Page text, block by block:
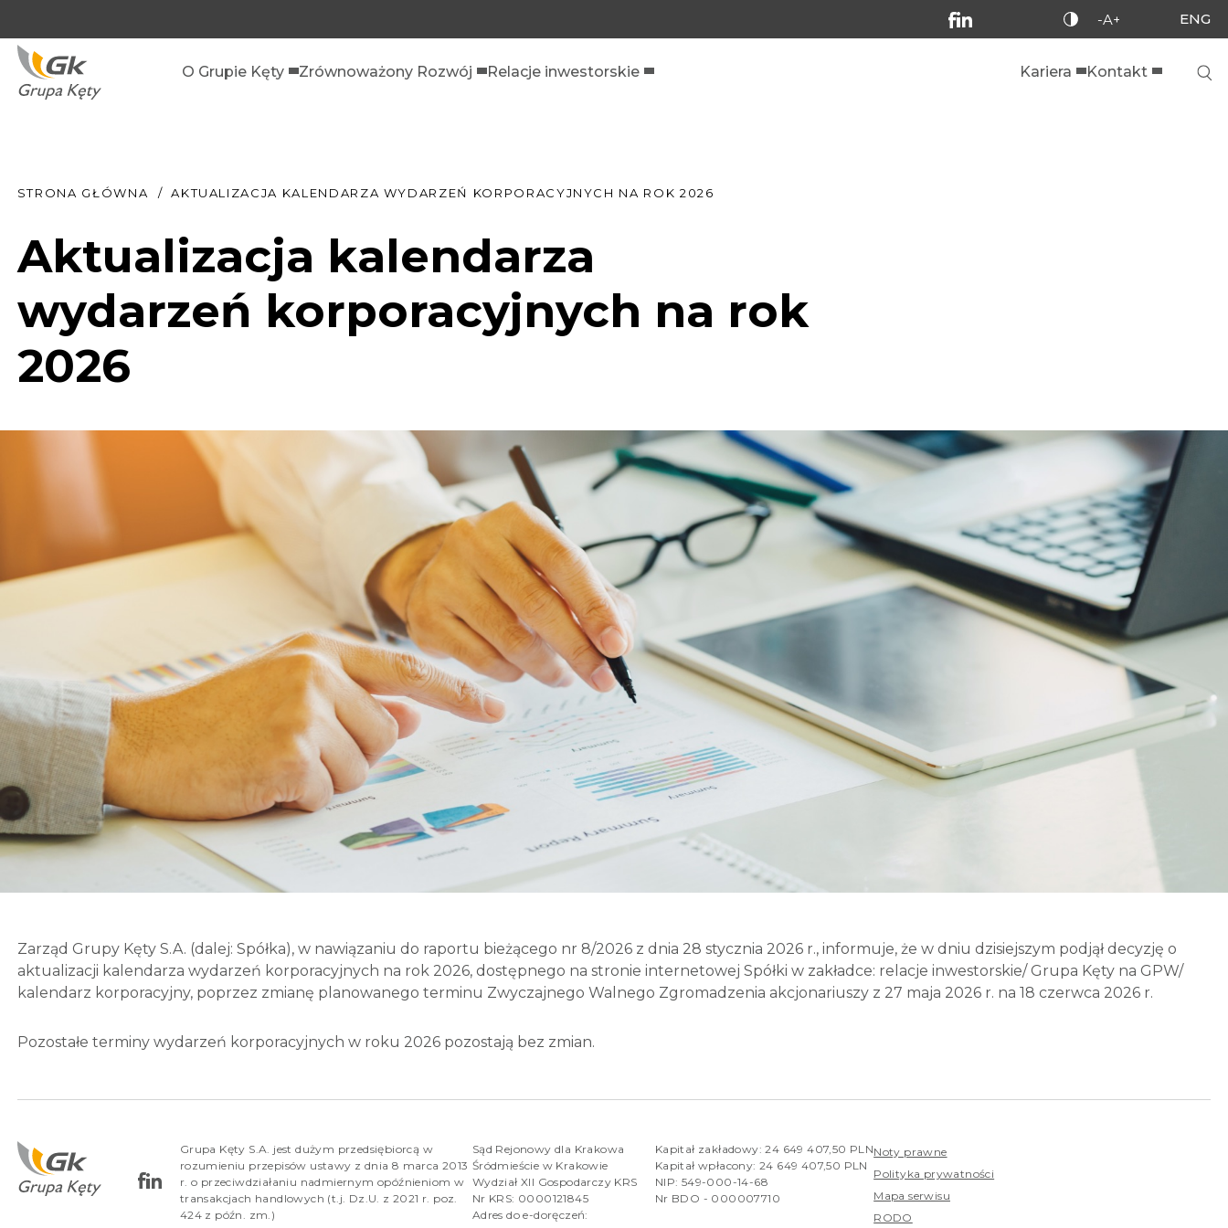
-A+ ENG
O Grupie Kęty Zrównoważony Rozwój Relacje inwestorskie Kariera Kontakt
STRONA GŁÓWNA AKTUALIZACJA KALENDARZA WYDARZEŃ KORPORACYJNYCH NA ROK 2026
Aktualizacja kalendarza
wydarzeń korporacyjnych na rok
2026
Zarząd Grupy Kęty S.A. (dalej: Spółka), w nawiązaniu do raportu bieżącego nr 8/2026 z dnia 28 stycznia 2026 r., informuje, że w dniu dzisiejszym podjął decyzję o
aktualizacji kalendarza wydarzeń korporacyjnych na rok 2026, dostępnego na stronie internetowej Spółki w zakładce: relacje inwestorskie/ Grupa Kęty na GPW/
kalendarz korporacyjny, poprzez zmianę planowanego terminu Zwyczajnego Walnego Zgromadzenia akcjonariuszy z 27 maja 2026 r. na 18 czerwca 2026 r.
Pozostałe terminy wydarzeń korporacyjnych w roku 2026 pozostają bez zmian.
Grupa Kęty S.A. jest dużym przedsiębiorcą w
rozumieniu przepisów ustawy z dnia 8 marca 2013
r. o przeciwdziałaniu nadmiernym opóźnieniom w
transakcjach handlowych (t.j. Dz.U. z 2021 r. poz.
424 z późn. zm.)
Sąd Rejonowy dla Krakowa
Śródmieście w Krakowie
Wydział XII Gospodarczy KRS
Nr KRS: 0000121845
Adres do e-doręczeń:
Kapitał zakładowy: 24 649 407,50 PLN
Kapitał wpłacony: 24 649 407,50 PLN
NIP: 549-000-14-68
Nr BDO - 000007710
Noty prawne
Polityka prywatności
Mapa serwisu
RODO